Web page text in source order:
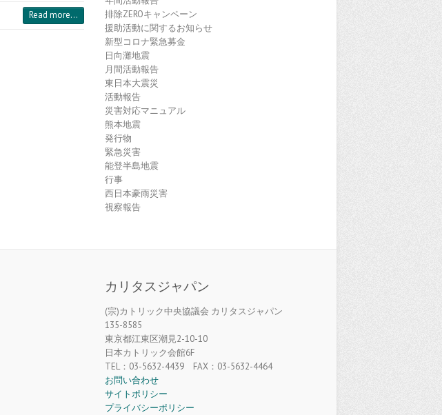
Read more...
排除ZEROキャンペーン
援助活動に関するお知らせ
新型コロナ緊急募金
日向灘地震
月間活動報告
東日本大震災
活動報告
災害対応マニュアル
熊本地震
発行物
緊急災害
能登半島地震
行事
西日本豪雨災害
視察報告
カリタスジャパン
(宗)カトリック中央協議会 カリタスジャパン
135-8585
東京都江東区潮見2-10-10
日本カトリック会館6F
TEL：03-5632-4439 FAX：03-5632-4464
お問い合わせ
サイトポリシー
プライバシーポリシー